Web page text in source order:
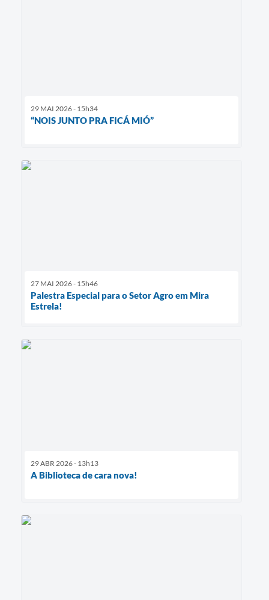
29 MAI 2026 - 15h34
“NOIS JUNTO PRA FICÁ MIÓ”
27 MAI 2026 - 15h46
Palestra Especial para o Setor Agro em Mira
Estrela!
29 ABR 2026 - 13h13
A Biblioteca de cara nova!